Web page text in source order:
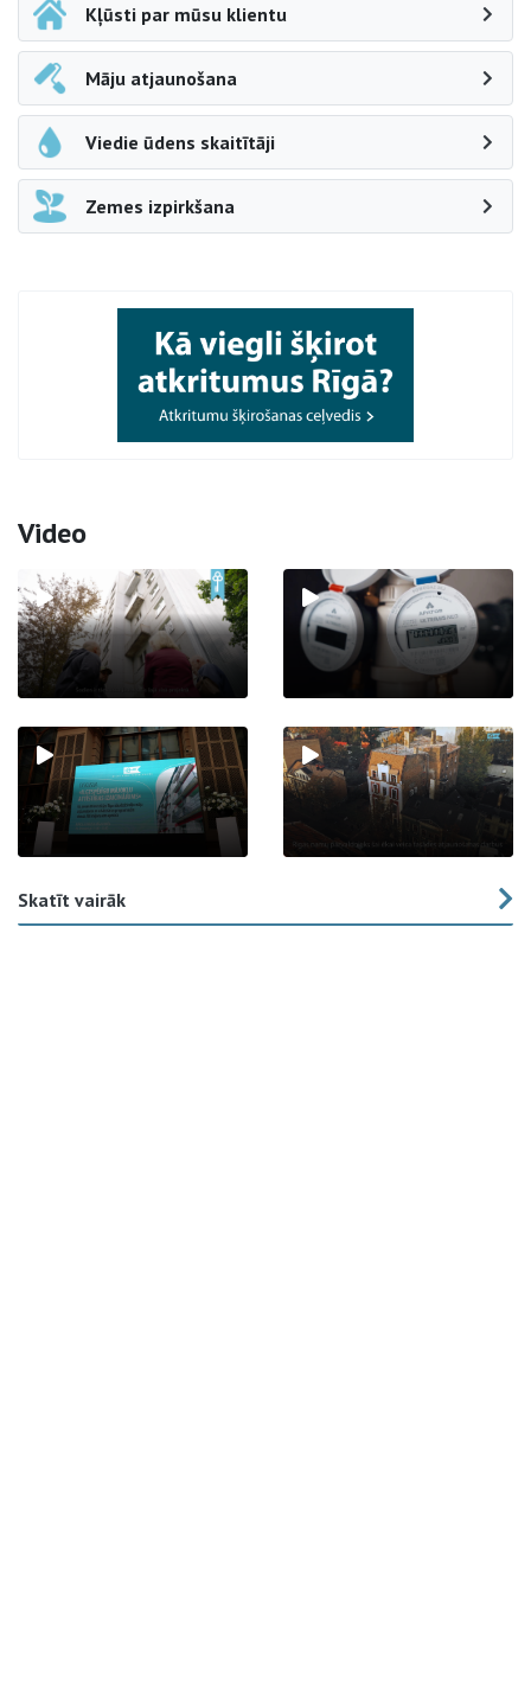
Kļūsti par mūsu klientu
Māju atjaunošana
Viedie ūdens skaitītāji
Zemes izpirkšana
Video
Skatīt vairāk